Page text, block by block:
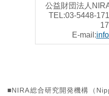
公益財団法人
TEL:03-5448-
E-mail:
■NIRA総合研究開発機構（